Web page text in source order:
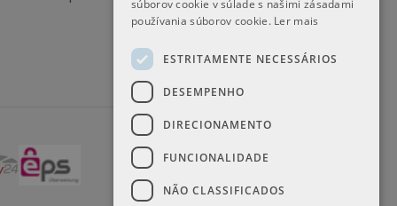
súborov cookie v súlade s našimi zásadami
používania súborov cookie. Ler mais
ESTRITAMENTE NECESSÁRIOS
DESEMPENHO
DIRECIONAMENTO
FUNCIONALIDADE
NÃO CLASSIFICADOS